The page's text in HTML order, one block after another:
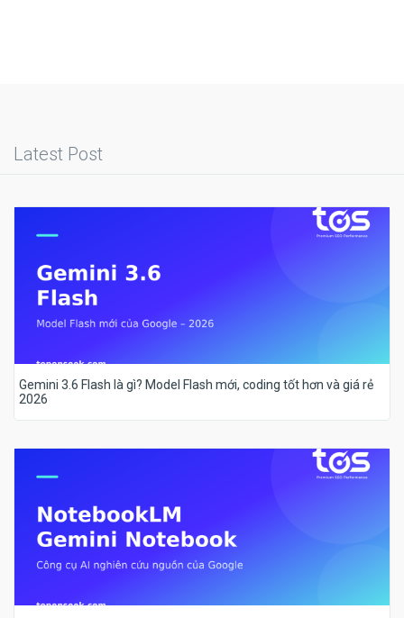
Latest Post
Gemini 3.6 Flash là gì? Model Flash mới, coding tốt hơn và giá rẻ
2026